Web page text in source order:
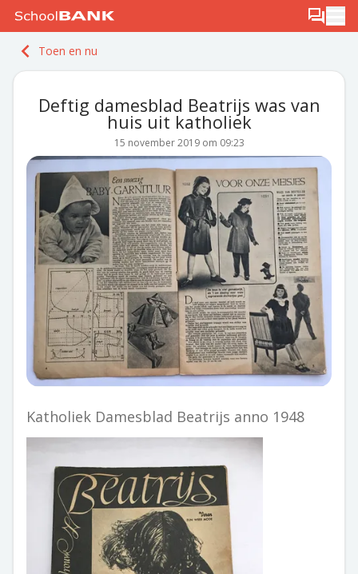
Ga naar de inhoud Berichten
Meld je gratis aan
Toen en nu
Deftig damesblad Beatrijs was van
huis uit katholiek
15 november 2019 om 09:23
Katholiek Damesblad Beatrijs anno 1948